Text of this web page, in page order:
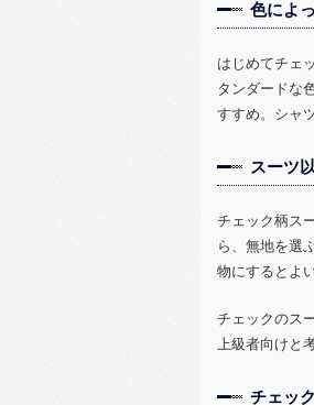
色によ
はじめてチェ
タンダードな
すすめ。シャ
スーツ
チェック柄ス
ら、無地を選
物にするとよ
チェックのス
上級者向けと
チェッ